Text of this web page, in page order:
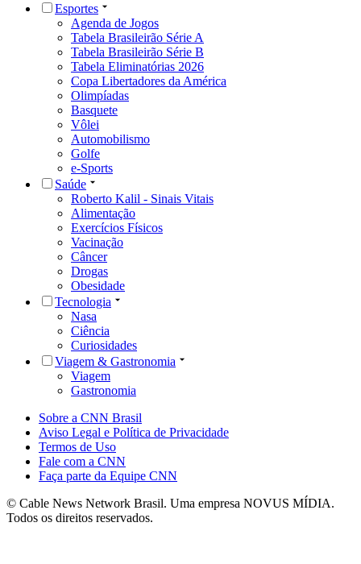
Esportes
Agenda de Jogos
Tabela Brasileirão Série A
Tabela Brasileirão Série B
Tabela Eliminatórias 2026
Copa Libertadores da América
Olimpíadas
Basquete
Vôlei
Automobilismo
Golfe
e-Sports
Saúde
Roberto Kalil - Sinais Vitais
Alimentação
Exercícios Físicos
Vacinação
Câncer
Drogas
Obesidade
Tecnologia
Nasa
Ciência
Curiosidades
Viagem & Gastronomia
Viagem
Gastronomia
Sobre a CNN Brasil
Aviso Legal e Política de Privacidade
Termos de Uso
Fale com a CNN
Faça parte da Equipe CNN
© Cable News Network Brasil. Uma empresa NOVUS MÍDIA.
Todos os direitos reservados.